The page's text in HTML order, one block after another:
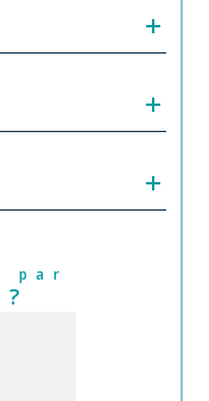
par